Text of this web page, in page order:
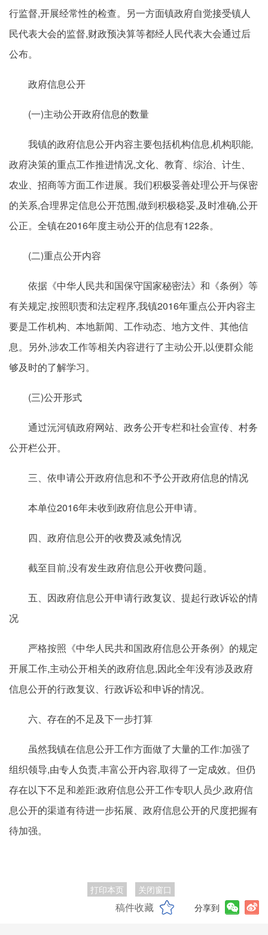
行监督,开展经常性的检查。另一方面镇政府自觉接受镇人
民代表大会的监督,财政预决算等都经人民代表大会通过后
公布。
政府信息公开
(一)主动公开政府信息的数量
我镇的政府信息公开内容主要包括机构信息,机构职能,
政府决策的重点工作推进情况,文化、教育、综治、计生、
农业、招商等方面工作进展。我们积极妥善处理公开与保密
的关系,合理界定信息公开范围,做到积极稳妥,及时准确,公开
公正。全镇在2016年度主动公开的信息有122条。
(二)重点公开内容
依据《中华人民共和国保守国家秘密法》和《条例》等
有关规定,按照职责和法定程序,我镇2016年重点公开内容主
要是工作机构、本地新闻、工作动态、地方文件、其他信
息。另外,涉农工作等相关内容进行了主动公开,以便群众能
够及时的了解学习。
(三)公开形式
通过沅河镇政府网站、政务公开专栏和社会宣传、村务
公开栏公开。
三、依申请公开政府信息和不予公开政府信息的情况
本单位2016年未收到政府信息公开申请。
四、政府信息公开的收费及减免情况
截至目前,没有发生政府信息公开收费问题。
五、因政府信息公开申请行政复议、提起行政诉讼的情
况
严格按照《中华人民共和国政府信息公开条例》的规定
开展工作,主动公开相关的政府信息,因此全年没有涉及政府
信息公开的行政复议、行政诉讼和申诉的情况。
六、存在的不足及下一步打算
虽然我镇在信息公开工作方面做了大量的工作:加强了
组织领导,由专人负责,丰富公开内容,取得了一定成效。但仍
存在以下不足和差距:政府信息公开工作专职人员少,政府信
息公开的渠道有待进一步拓展、政府信息公开的尺度把握有
待加强。
打印本页 关闭窗口
稿件收藏 分享到